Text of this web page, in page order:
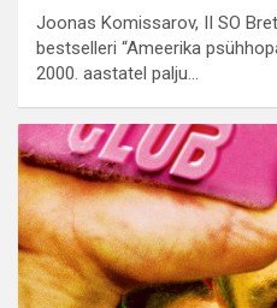
Joonas Komissarov, II SO
bestselleri “Ameerika
2000. aastatel palju…